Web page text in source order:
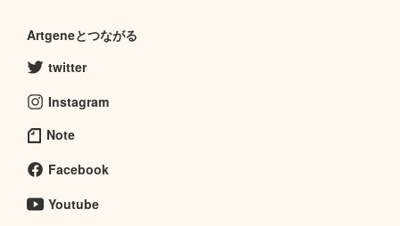
Artgeneとつながる
twitter
Instagram
Note
Facebook
Youtube